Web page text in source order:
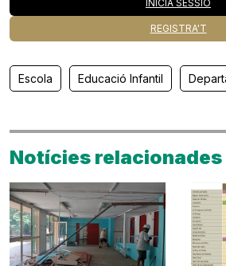
INICIA SESSIÓ
REGISTRA'T
Escola Educació Infantil
Notícies relacionades